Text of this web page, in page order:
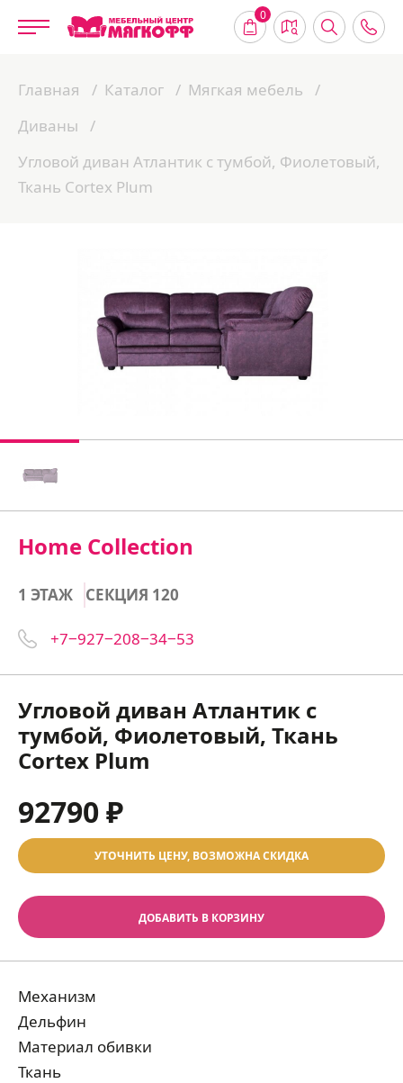
0
Главная Каталог
Мягкая мебель
Диваны
Угловой диван Атлантик с тумбой, Фиолетовый,
Ткань Cortex Plum
Home Collection
1 ЭТАЖ СЕКЦИЯ 120
+7‒927‒208‒34‒53
Угловой диван Атлантик с
тумбой, Фиолетовый, Ткань
Cortex Plum
92790 ₽
УТОЧНИТЬ ЦЕНУ, ВОЗМОЖНА СКИДКА
ДОБАВИТЬ В КОРЗИНУ
Механизм
Дельфин
Материал обивки
Ткань